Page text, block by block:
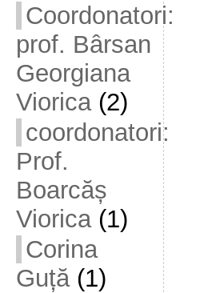
Coordonatori:
prof. Bârsan
Georgiana
Viorica(2)
coordonatori:
Prof.
Boarcăș
Viorica(1)
Corina
Guță(1)